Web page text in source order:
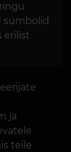
sümbolid
erilist
ja
teile